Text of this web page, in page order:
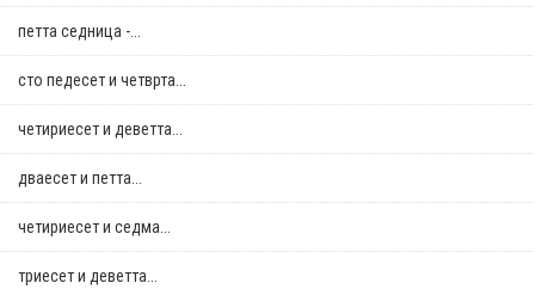
петта седница -...
сто педесет и четврта...
четириесет и деветта...
дваесет и петта...
четириесет и седма...
триесет и деветта...